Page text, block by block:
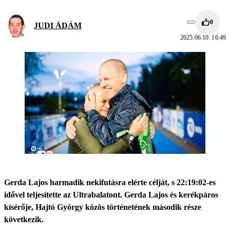
JUDI ÁDÁM 0
2025.06.10. 16:49
Gerda Lajos harmadik nekifutásra elérte célját, s 22:19:02-es
idővel teljesítette az Ultrabalatont. Gerda Lajos és kerékpáros
kísérője, Hajtó György közös történetének második része
következik.